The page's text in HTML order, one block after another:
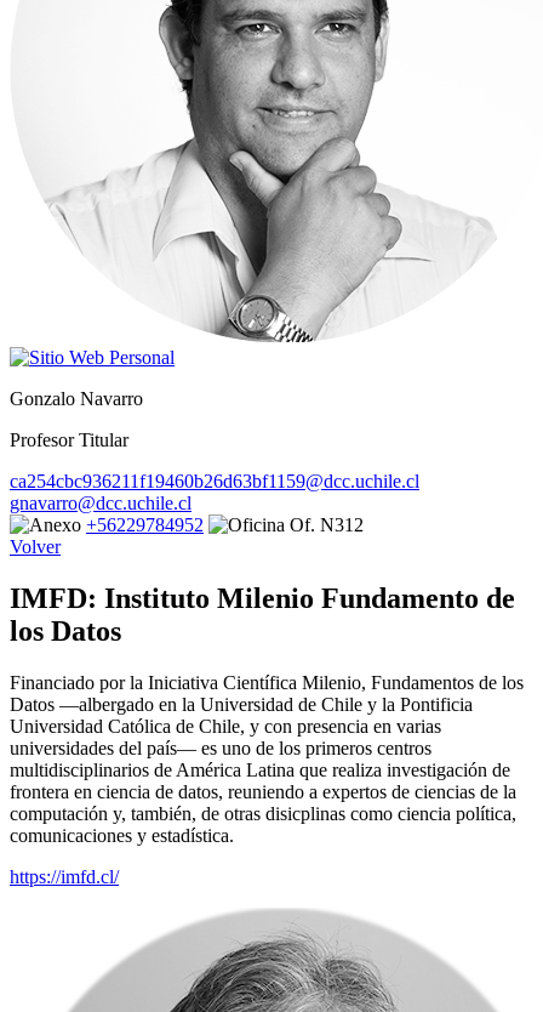
Gonzalo Navarro
Profesor Titular
ca254cbc936211f19460b26d63bf1159@dcc.uchile.cl
gnavarro@dcc.uchile.cl
+56229784952
Of. N312
Volver
IMFD: Instituto Milenio Fundamento de
los Datos
Financiado por la Iniciativa Científica Milenio, Fundamentos de los
Datos —albergado en la Universidad de Chile y la Pontificia
Universidad Católica de Chile, y con presencia en varias
universidades del país— es uno de los primeros centros
multidisciplinarios de América Latina que realiza investigación de
frontera en ciencia de datos, reuniendo a expertos de ciencias de la
computación y, también, de otras disicplinas como ciencia política,
comunicaciones y estadística.
https://imfd.cl/